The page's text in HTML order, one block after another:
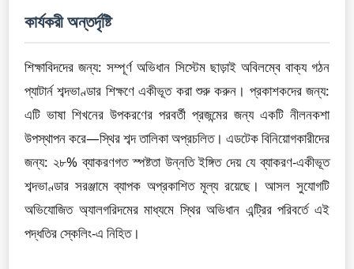
কার্যকরী অন্তর্দৃষ্টি
শিক্ষাবিদদের জন্য: সম্পূর্ণ অভিধান সিস্টেম ছাড়াই অবিলম্বে বাক্য গঠন
প্যাটার্ন শব্দভাণ্ডার শিক্ষণে একীভূত করা শুরু করুন। প্রকাশকদের জন্য:
এটি ভাষা শিখনের উপকরণের পরবর্তী প্রজন্মের জন্য একটি নীলনকশা
উপস্থাপন করে—স্থির শব্দ তালিকা অপ্রচলিত। এডটেক বিনিয়োগকারীদের
জন্য: ২৮% ব্যাকরণগত স্পষ্টতা উন্নতি ইঙ্গিত দেয় যে ব্যাকরণ-একীভূত
শব্দভাণ্ডার সরঞ্জামে ব্যাপক অপ্রকাশিত মূল্য রয়েছে। আসল সুযোগটি
অভিযোজিত অ্যালগরিদমের মাধ্যমে স্থির অভিধান এন্ট্রির পরিবর্তে এই
পদ্ধতির স্কেলিং-এ নিহিত।